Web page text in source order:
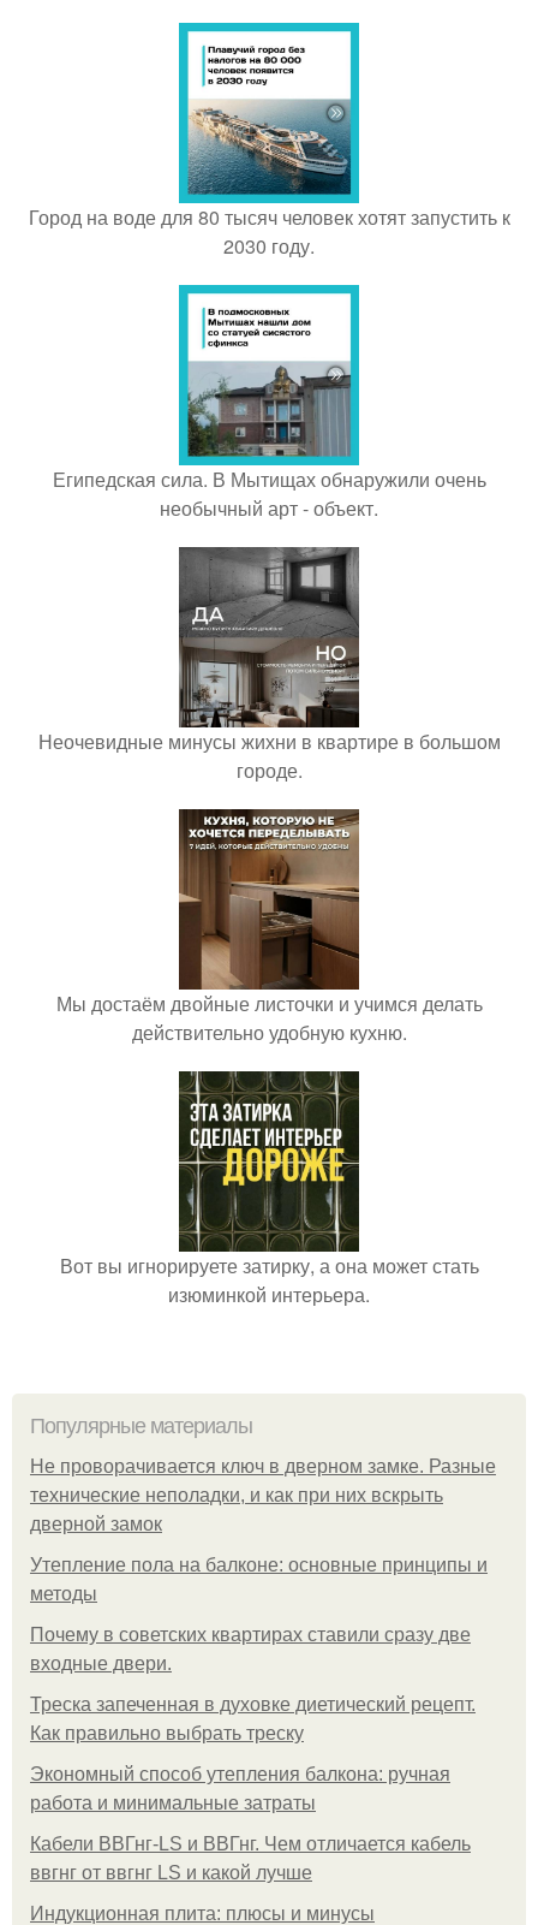
Город на воде для 80 тысяч человек хотят запустить к
2030 году.
Египедская сила. В Мытищах обнаружили очень
необычный арт - объект.
Неочевидные минусы жихни в квартире в большом
городе.
Мы достаём двойные листочки и учимся делать
действительно удобную кухню.
Вот вы игнорируете затирку, а она может стать
изюминкой интерьера.
Популярные материалы
Не проворачивается ключ в дверном замке. Разные
технические неполадки, и как при них вскрыть
дверной замок
Утепление пола на балконе: основные принципы и
методы
Почему в советских квартирах ставили сразу две
входные двери.
Треска запеченная в духовке диетический рецепт.
Как правильно выбрать треску
Экономный способ утепления балкона: ручная
работа и минимальные затраты
Кабели ВВГнг-LS и ВВГнг. Чем отличается кабель
ввгнг от ввгнг LS и какой лучше
Индукционная плита: плюсы и минусы